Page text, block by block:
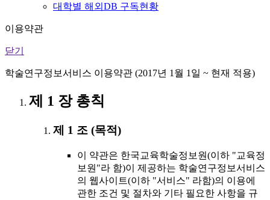
대학별 해외DB 구독현황
이용약관
닫기
학술연구정보서비스 이용약관 (2017년 1월 1일 ~ 현재 적용)
제 1 장 총칙
제 1 조 (목적)
이 약관은 한국교육학술정보원(이하 "교육정
보원"라 함)이 제공하는 학술연구정보서비스
의 웹사이트(이하 "서비스" 라함)의 이용에
관한 조건 및 절차와 기타 필요한 사항을 규